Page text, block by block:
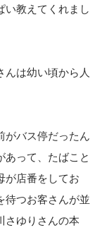
い教えてくれまし
んは幼い頃から人
がバス停だったん
あって、たばこと
が店番をしてお
待つお客さんが並
さゆりさんの本